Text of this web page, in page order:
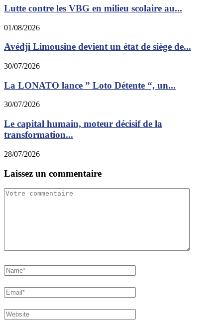
Lutte contre les VBG en milieu scolaire au...
01/08/2026
Avédji Limousine devient un état de siège de...
30/07/2026
La LONATO lance ” Loto Détente “, un...
30/07/2026
Le capital humain, moteur décisif de la
transformation...
28/07/2026
Laissez un commentaire